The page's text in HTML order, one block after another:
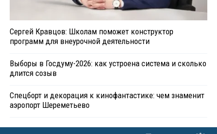
Сергей Кравцов: Школам поможет конструктор
программ для внеурочной деятельности
Выборы в Госдуму-2026: как устроена система и сколько
длится созыв
Спецборт и декорация к кинофантастике: чем знаменит
аэропорт Шереметьево